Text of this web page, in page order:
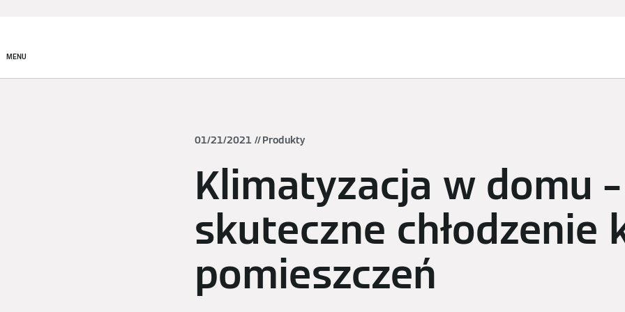
MENU
01/21/2021 Produkty
Klimatyzacja w domu –
skuteczne chłodzenie
pomieszczeń